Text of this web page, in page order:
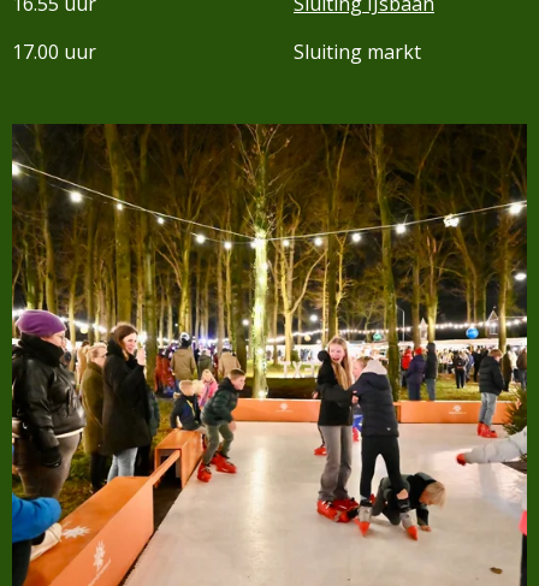
17.00 uur Sluiting markt